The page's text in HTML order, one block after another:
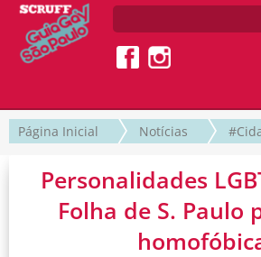
Página Inicial Notícias
Personalidades
Folha de S. Paulo